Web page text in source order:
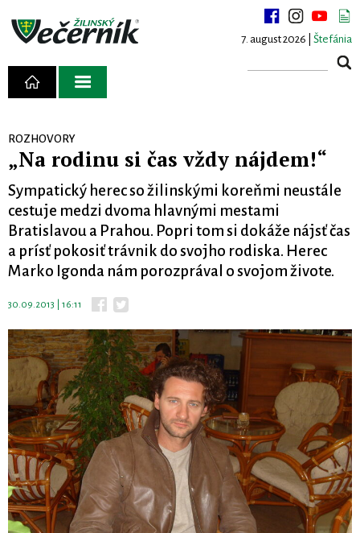
7. august 2026 | Štefánia
ROZHOVORY
„Na rodinu si čas vždy nájdem!“
Sympatický herec so žilinskými koreňmi neustále
cestuje medzi dvoma hlavnými mestami
Bratislavou a Prahou. Popri tom si dokáže nájsť čas
a prísť pokosiť trávnik do svojho rodiska. Herec
Marko Igonda nám porozprával o svojom živote.
30.09.2013 | 16:11